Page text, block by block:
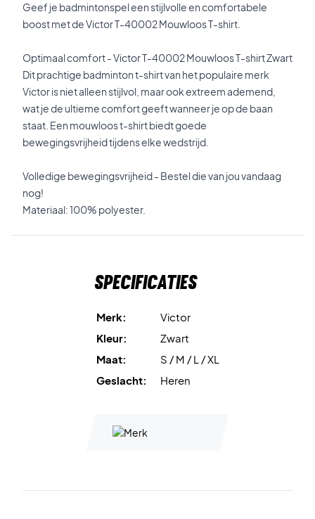
Geef je badmintonspel een stijlvolle en comfortabele
boost met de Victor T-40002 Mouwloos T-shirt.
Optimaal comfort - Victor T-40002 Mouwloos T-shirt Zwart
Dit prachtige badminton t-shirt van het populaire merk
Victor is niet alleen stijlvol, maar ook extreem ademend,
wat je de ultieme comfort geeft wanneer je op de baan
staat. Een mouwloos t-shirt biedt goede
bewegingsvrijheid tijdens elke wedstrijd.
Volledige bewegingsvrijheid - Bestel die van jou vandaag
nog!
Materiaal: 100% polyester.
Specificaties
Merk:
Victor
Kleur:
Zwart
Maat:
S / M / L / XL
Geslacht:
Heren